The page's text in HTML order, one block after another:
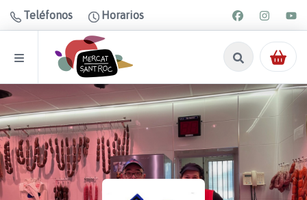
Teléfonos Horarios